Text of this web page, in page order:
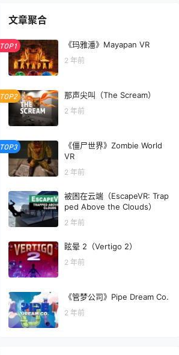
文章聚合
TOP1 《玛雅潘》Mayapan VR
2 年前
TOP2 那声尖叫（The Scream）
2 年前
TOP3
《僵尸世界》Zombie World
VR
2 年前
被困在云端（EscapeVR: Trap
ped Above the Clouds）
2 年前
眩晕 2（Vertigo 2）
2 年前
《管梦公司》Pipe Dream Co.
2 年前